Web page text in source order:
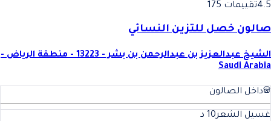
4.5تقييمات 175
صالون خصل للتزين النسائي
الشيخ عبدالعزيز بن عبدالرحمن بن بشر - 13223 - منطقة الرياض -
Saudi Arabia
داخل الصالون
غسيل الشعر10 د